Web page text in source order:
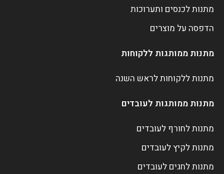
מתנות לכנסים ותערוכות
הדפסה על מוצרים
מתנות ממותגות ללקוחות
מתנות ללקוחות לראש השנה
מתנות ממותגות לעובדים
מתנות לחורף לעובדים
מתנות לקיץ לעובדים
מתנות לחגים לעובדים